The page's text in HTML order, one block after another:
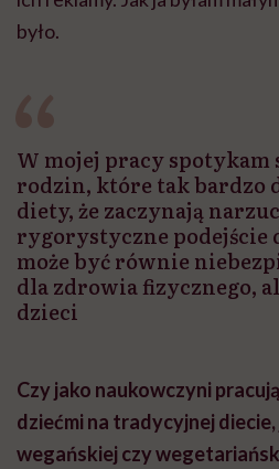
było.
W mojej pracy spotykam
rodzin, które tak bardzo
diety, że zaczynają
rygorystyczne podejście
może być równie
dla zdrowia fizycznego,
dzieci
Czy jako naukowczyni
dziećmi na tradycyjnej diecie,
wegańskiej czy